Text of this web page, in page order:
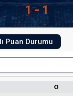
1 - 1
Puan Durumu
O